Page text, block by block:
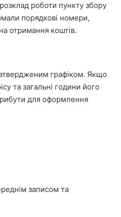
роботи пункту збору
порядкові номери,
отримання коштів.
графіком. Якщо
та загальні години його
для оформлення
записом та